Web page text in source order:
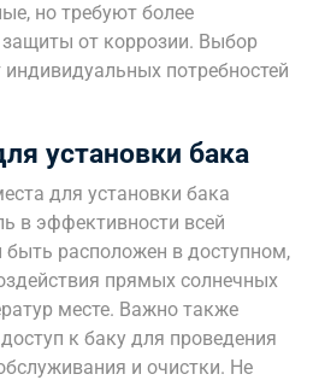
но требуют более
защиты от коррозии. Выбор
индивидуальных потребностей
установки бака
для установки бака
в эффективности всей
расположен в доступном,
прямых солнечных
месте. Важно также
к баку для проведения
и очистки. Не